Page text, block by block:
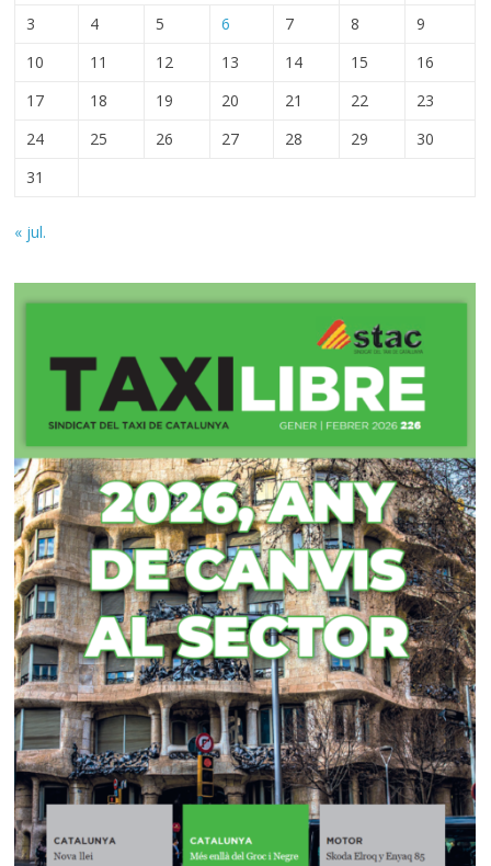
3
4 5 6 7 8
9
10
11 12 13 14 15
16
17
18 19 20 21 22
23
24
25 26 27 28 29
30
31
« jul.